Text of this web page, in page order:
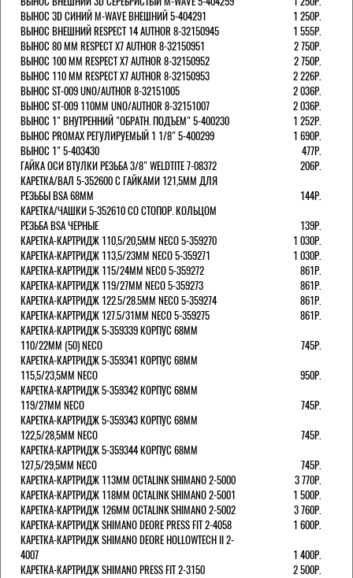
ВЫНОС 3D СИНИЙ M-WAVE ВНЕШНИЙ 5-404291
1 250Р.
ВЫНОС ВНЕШНИЙ RESPECT 14 AUTHOR 8-32150945
1 555Р.
ВЫНОС 80 ММ RESPECT Х7 AUTHOR 8-32150951
2 750Р.
ВЫНОС 100 ММ RESPECT Х7 AUTHOR 8-32150952
2 750Р.
ВЫНОС 110 ММ RESPECT Х7 AUTHOR 8-32150953
2 226Р.
ВЫНОС ST-009 UNO/AUTHOR 8-32151005
2 036Р.
ВЫНОС ST-009 110ММ UNO/AUTHOR 8-32151007
2 036Р.
ВЫНОС 1" ВНУТРЕННИЙ "ОБРАТН. ПОДЪЕМ" 5-400230
1 252Р.
ВЫНОС PROMAX РЕГУЛИРУЕМЫЙ 1 1/8" 5-400299
1 690Р.
ВЫНОС 1" 5-403430
477Р.
ГАЙКА ОСИ ВТУЛКИ РЕЗЬБА 3/8" WELDTITE 7-08372
206Р.
КАРЕТКА/ВАЛ 5-352600 С ГАЙКАМИ 121,5ММ ДЛЯ
РЕЗЬБЫ BSA 68ММ
144Р.
КАРЕТКА/ЧАШКИ 5-352610 СО СТОПОР. КОЛЬЦОМ
РЕЗЬБА BSA ЧЕРНЫЕ
139Р.
КАРЕТКА-КАРТРИДЖ 110,5/20,5ММ NECO 5-359270
1 030Р.
КАРЕТКА-КАРТРИДЖ 113,5/23ММ NECO 5-359271
1 030Р.
КАРЕТКА-КАРТРИДЖ 115/24ММ NECO 5-359272
861Р.
КАРЕТКА-КАРТРИДЖ 119/27ММ NECO 5-359273
861Р.
КАРЕТКА-КАРТРИДЖ 122.5/28.5ММ NECO 5-359274
861Р.
КАРЕТКА-КАРТРИДЖ 127.5/31ММ NECO 5-359275
861Р.
КАРЕТКА-КАРТРИДЖ 5-359339 КОРПУС 68ММ
110/22ММ (50) NECO
745Р.
КАРЕТКА-КАРТРИДЖ 5-359341 КОРПУС 68ММ
115,5/23,5ММ NECO
950Р.
КАРЕТКА-КАРТРИДЖ 5-359342 КОРПУС 68ММ
119/27ММ NECO
745Р.
КАРЕТКА-КАРТРИДЖ 5-359343 КОРПУС 68ММ
122,5/28,5ММ NECO
745Р.
КАРЕТКА-КАРТРИДЖ 5-359344 КОРПУС 68ММ
127,5/29,5ММ NECO
745Р.
КАРЕТКА-КАРТРИДЖ 113ММ OCTALINK SHIMANO 2-5000
3 770Р.
КАРЕТКА-КАРТРИДЖ 118ММ OCTALINK SHIMANO 2-5001
1 500Р.
КАРЕТКА-КАРТРИДЖ 126ММ OCTALINK SHIMANO 2-5002
3 760Р.
КАРЕТКА-КАРТРИДЖ SHIMANO DEORE PRESS FIT 2-4058
1 600Р.
КАРЕТКА-КАРТРИДЖ SHIMANO DEORE HOLLOWTECH II 2-
4007
1 400Р.
КАРЕТКА-КАРТРИДЖ SHIMANO PRESS FIT 2-3150
2 500Р.